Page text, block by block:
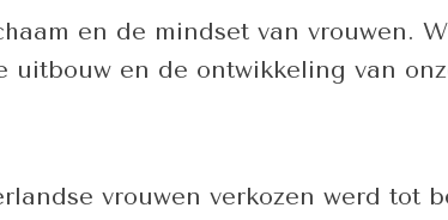
en de mindset van vrouwen.
en de ontwikkeling van
vrouwen verkozen werd tot